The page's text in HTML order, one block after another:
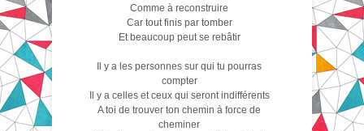
Comme à reconstruire
Car tout finis par tomber
Et beaucoup peut se rebâtir
Il y a les personnes sur qui tu pourras
compter
Il y a celles et ceux qui seront indifférents
A toi de trouver ton chemin à force de
cheminer